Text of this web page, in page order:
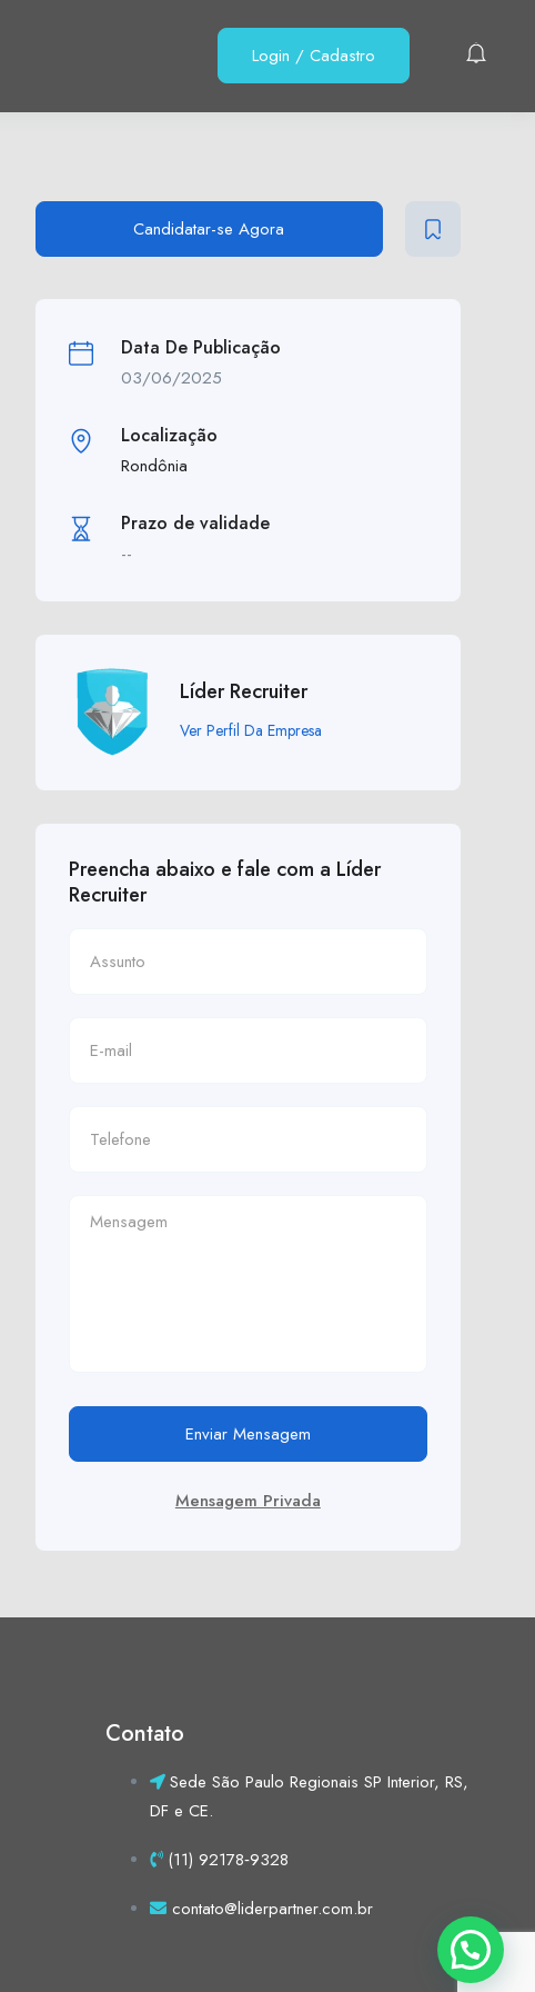
Login / Cadastro
Candidatar-se Agora
Data De Publicação
03/06/2025
Localização
Rondônia
Prazo de validade
--
Líder Recruiter
Ver Perfil Da Empresa
Preencha abaixo e fale com a Líder
Recruiter
Enviar Mensagem
Mensagem Privada
Contato
Sede São Paulo Regionais SP Interior, RS,
DF e CE.
(11) 92178‑9328‬
contato@liderpartner.com.br